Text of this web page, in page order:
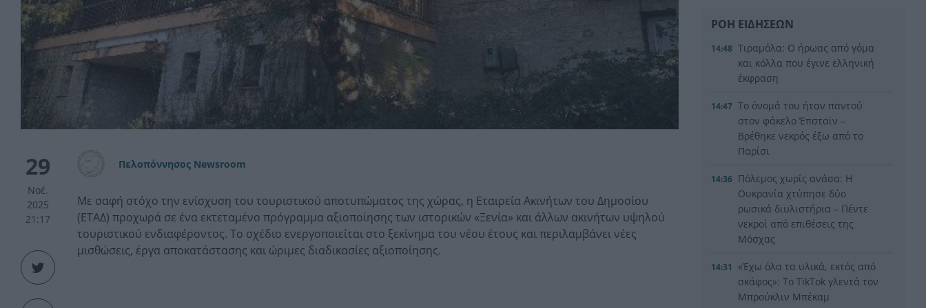
29
Νοέ.
2025
21:17
Πελοπόννησος Newsroom
Με σαφή στόχο την ενίσχυση του τουριστικού αποτυπώματος της χώρας, η Εταιρεία Ακινήτων του Δημοσίου
(ΕΤΑΔ) προχωρά σε ένα εκτεταμένο πρόγραμμα αξιοποίησης των ιστορικών «Ξενία» και άλλων ακινήτων υψηλού
τουριστικού ενδιαφέροντος. Το σχέδιο ενεργοποιείται στο ξεκίνημα του νέου έτους και περιλαμβάνει νέες
μισθώσεις, έργα αποκατάστασης και ώριμες διαδικασίες αξιοποίησης.
ΡΟΗ ΕΙΔΗΣΕΩΝ
14:48 Τιραμόλα: Ο ήρωας από γόμα
και κόλλα που έγινε ελληνική
έκφραση
14:47 Το όνομά του ήταν παντού
στον φάκελο Έπσταϊν –
Βρέθηκε νεκρός έξω από το
Παρίσι
14:36 Πόλεμος χωρίς ανάσα: Η
Ουκρανία χτύπησε δύο
ρωσικά διυλιστήρια – Πέντε
νεκροί από επιθέσεις της
Μόσχας
14:31
«Έχω όλα τα υλικά, εκτός από
σκάφος»: Το TikTok γλεντά τον
Μπρούκλιν Μπέκαμ